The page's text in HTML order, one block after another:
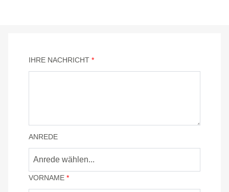
IHRE NACHRICHT *
ANREDE
Anrede wählen...
VORNAME *